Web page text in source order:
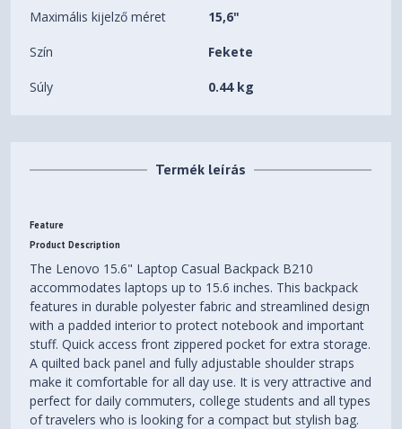
Maximális kijelző méret 15,6"
Szín Fekete
Súly 0.44 kg
Termék leírás
Feature
Product Description
The Lenovo 15.6" Laptop Casual Backpack B210
accommodates laptops up to 15.6 inches. This backpack
features in durable polyester fabric and streamlined design
with a padded interior to protect notebook and important
stuff. Quick access front zippered pocket for extra storage.
A quilted back panel and fully adjustable shoulder straps
make it comfortable for all day use. It is very attractive and
perfect for daily commuters, college students and all types
of travelers who is looking for a compact but stylish bag.